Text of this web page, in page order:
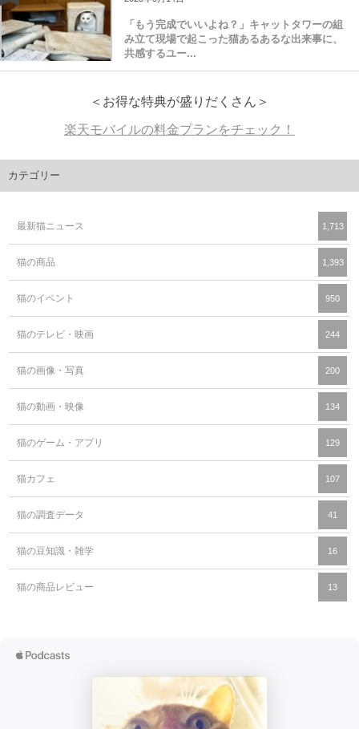
「もう完成でいいよね？」キャットタワーの組
み立て現場で起こった猫あるあるな出来事に、
共感するユー...
＜お得な特典が盛りだくさん＞
楽天モバイルの料金プランをチェック！
カテゴリー
最新猫ニュース 1,713
猫の商品 1,393
猫のイベント 950
猫のテレビ・映画 244
猫の画像・写真 200
猫の動画・映像 134
猫のゲーム・アプリ 129
猫カフェ 107
猫の調査データ 41
猫の豆知識・雑学 16
猫の商品レビュー 13